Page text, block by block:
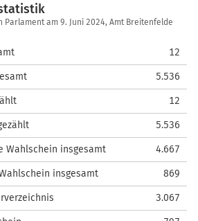
Parlament am 9. Juni 2024, Amt Breitenfelde
12
5.536
12
5.536
Wahlschein insgesamt 4.667
insgesamt 869
3.067